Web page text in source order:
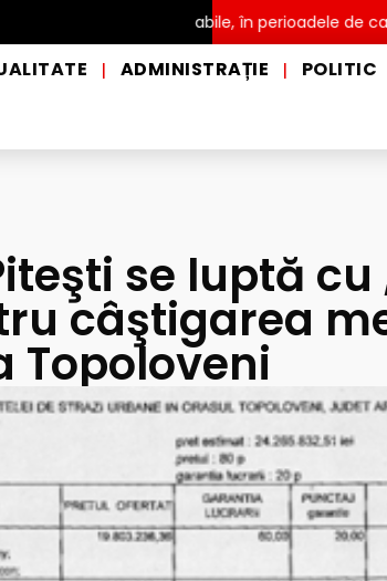
a apei potabile, în perioadele de caniculă, în
| ADMINISTRAȚIE | POLITIC
se luptă cu
câştigarea
Topoloveni